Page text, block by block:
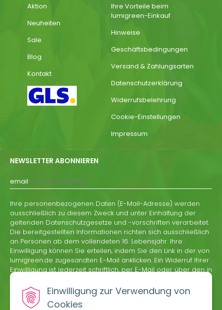
Einwilligung zur Verwendung von
Cookies
Aktion
Neuheiten
Sale
Blog
Kontakt
Ihre Vorteile beim
lumigreen-Einkauf
Hinweise
Geschäftsbedingungen
Versand & Zahlungsarten
Datenschutzerklärung
Widerrufsbelehrung
Cookie-Einstellungen
Impressum
NEWSLETTER ABONNIEREN
email
Ihre personenbezogenen Daten (E-Mail-Adresse) werden
ausschließlich zu diesem Zweck und unter Einhaltung der
geltenden Datenschutzgesetze und -vorschriften verarbeitet.
Die bereitgestellten Informationen richten sich ausschließlich
an Personen ab dem vollendeten 16. Lebensjahr. Ihre
Einwilligung können Sie erteilen, indem Sie den Link in der von
lumigreen.de zugesandten E-Mail anklicken. Ein Widerruf Ihrer
Einwilligung ist jederzeit schriftlich, per E-Mail oder über den in
jeder Informations-E-Mail von lumigreen.de enthaltenen
Abmeldelink möglich.